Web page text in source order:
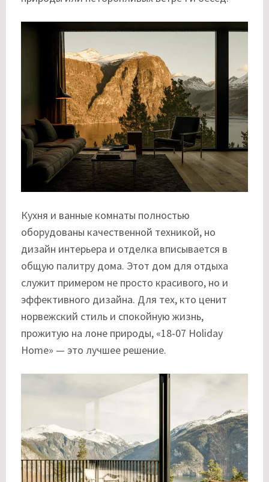
Кухня и ванные комнаты полностью
оборудованы качественной техникой, но
дизайн интерьера и отделка вписывается в
общую палитру дома. Этот дом для отдыха
служит примером не просто красивого, но и
эффективного дизайна. Для тех, кто ценит
норвежский стиль и спокойную жизнь,
прожитую на лоне природы, «18-07 Holiday
Home» — это лучшее решение.